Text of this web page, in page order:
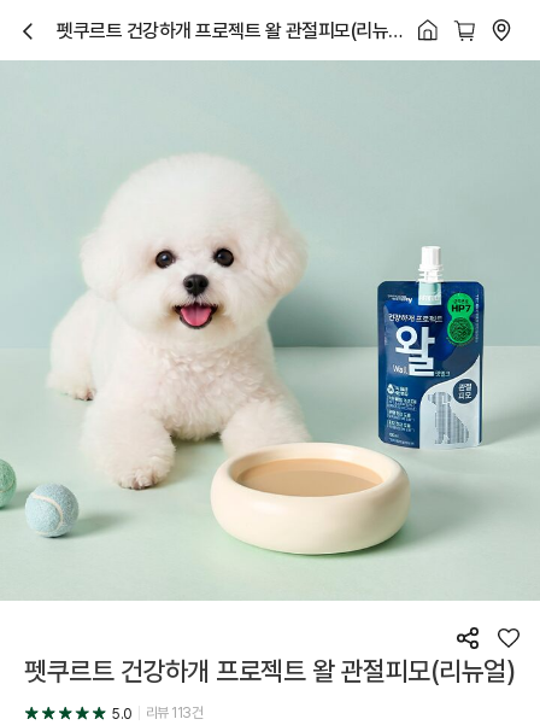
닫
기
펫쿠르트 건강하개 프로젝트 왈 관절피모(리뉴
얼)
공
유
좋
아
펫쿠르트 건강하개 프로젝트 왈 관절피모(리뉴얼)
5.0 리뷰113건